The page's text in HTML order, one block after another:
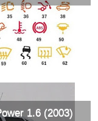
1.6 (2003)